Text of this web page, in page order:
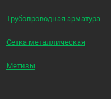
Трубопроводная арматура
Сетка металлическая
Метизы